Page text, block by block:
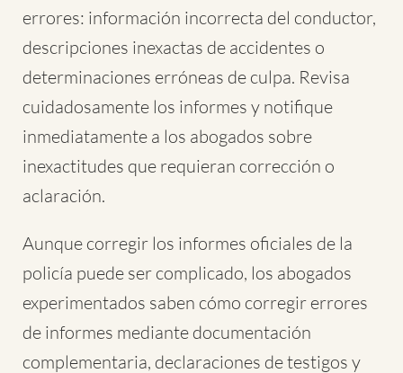
errores: información incorrecta del conductor,
descripciones inexactas de accidentes o
determinaciones erróneas de culpa. Revisa
cuidadosamente los informes y notifique
inmediatamente a los abogados sobre
inexactitudes que requieran corrección o
aclaración.
Aunque corregir los informes oficiales de la
policía puede ser complicado, los abogados
experimentados saben cómo corregir errores
de informes mediante documentación
complementaria, declaraciones de testigos y